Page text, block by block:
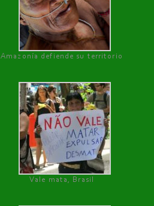
Amazonía defiende su territorio
Vale mata, Brasil